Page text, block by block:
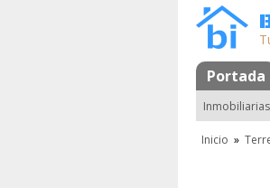
Portada
Mapa
Inmobiliarias
Inicio »